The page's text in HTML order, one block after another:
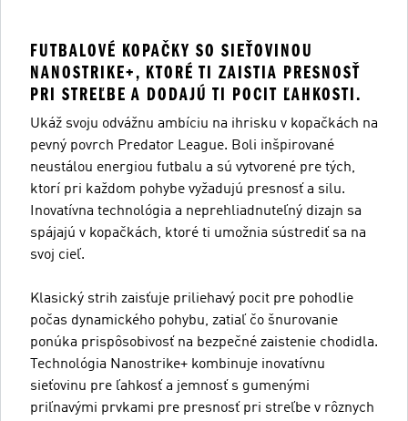
FUTBALOVÉ KOPAČKY SO SIEŤOVINOU
NANOSTRIKE+, KTORÉ TI ZAISTIA PRESNOSŤ
PRI STREĽBE A DODAJÚ TI POCIT ĽAHKOSTI.
Ukáž svoju odvážnu ambíciu na ihrisku v kopačkách na
pevný povrch Predator League. Boli inšpirované
neustálou energiou futbalu a sú vytvorené pre tých,
ktorí pri každom pohybe vyžadujú presnosť a silu.
Inovatívna technológia a neprehliadnuteľný dizajn sa
spájajú v kopačkách, ktoré ti umožnia sústrediť sa na
svoj cieľ.
Klasický strih zaisťuje priliehavý pocit pre pohodlie
počas dynamického pohybu, zatiaľ čo šnurovanie
ponúka prispôsobivosť na bezpečné zaistenie chodidla.
Technológia Nanostrike+ kombinuje inovatívnu
sieťovinu pre ľahkosť a jemnosť s gumenými
priľnavými prvkami pre presnosť pri streľbe v rôznych